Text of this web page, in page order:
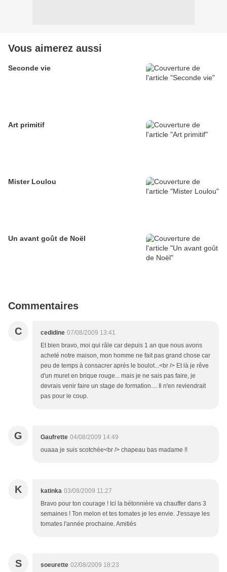
Vous aimerez aussi
Seconde vie
Art primitif
Mister Loulou
Un avant goût de Noël
Commentaires
C cedidine 07/08/2009 13:41
Et bien bravo, moi qui râle car depuis 1 an que nous avons
acheté notre maison, mon homme ne fait pas grand chose car
peu de temps à consacrer aprés le boulot...<br /> Et là je rêve
d'un muret en brique rouge... mais je ne sais pas faire, je
devrais venir faire un stage de formation.... Il n'en reviendrait
pas pour le coup.
G Gaufrette 04/08/2009 14:49
ouaaa je suis scotchée<br /> chapeau bas madame !!
K katinka 03/08/2009 11:27
Bravo pour ton courage ! Ici la bétonnière va chauffer dans 3
semaines ! Ton melon et tes tomates je les envie. J'essaye les
tomates l'année prochaine. Amitiés
S soeurette 02/08/2009 18:23